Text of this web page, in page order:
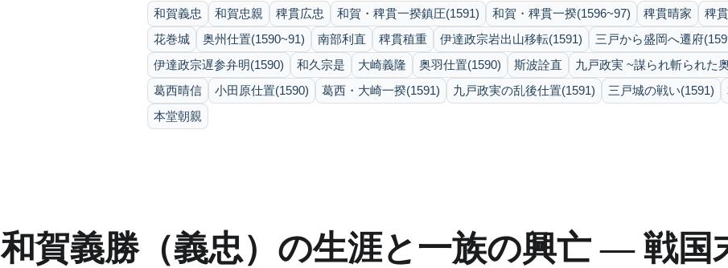
和賀義忠 和賀忠親 稗貫広忠 和賀・稗貫一揆鎮圧(1591) 和賀・稗貫一揆(1596~97) 稗貫晴家
稗
花巻城
奥州仕置(1590~91) 南部利直 稗貫稙重 伊達政宗岩出山移転(1591)
三戸から盛岡へ遷府
伊達政宗遅参弁明(1590)
和久宗是 大崎義隆 奥羽仕置(1590) 斯波詮直
九戸政実 ~謀られ斬られた
葛西晴信
小田原仕置(1590) 葛西・大崎一揆(1591) 九戸政実の乱後仕置(1591) 三戸城の戦い(1591)
本堂朝親
和賀義勝（義忠）の生涯と一族の興亡 ― 戦国